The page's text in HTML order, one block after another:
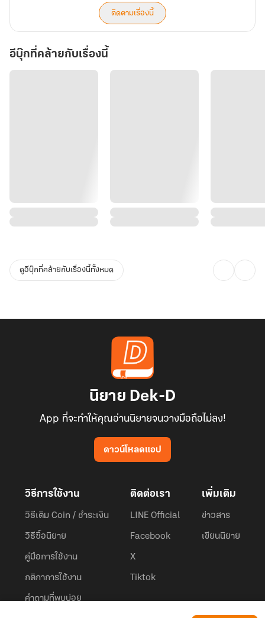
ติดตามเรื่องนี้
อีบุ๊กที่คล้ายกับเรื่องนี้
ดูอีบุ๊กที่คล้ายกับเรื่องนี้ทั้งหมด
นิยาย Dek-D
App ที่จะทำให้คุณอ่านนิยายจนวางมือถือไม่ลง!
ดาวน์โหลดแอป
วิธีการใช้งาน
วิธีเติม Coin / ชำระเงิน
วิธีซื้อนิยาย
คู่มือการใช้งาน
กติกาการใช้งาน
คำถามที่พบบ่อย
ติดต่อเรา
LINE Official
Facebook
X
Tiktok
เพิ่มเติม
ข่าวสาร
เขียนนิยาย